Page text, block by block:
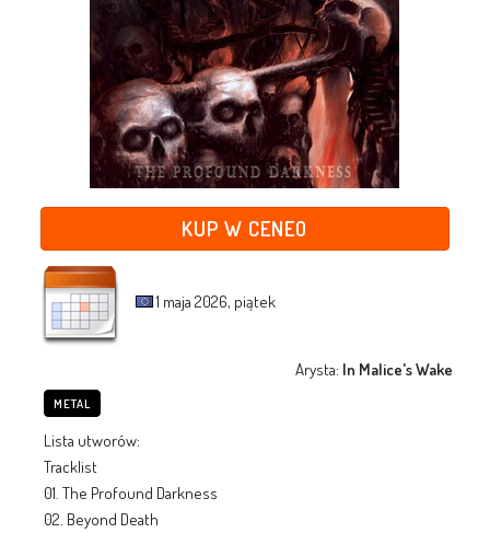
KUP W CENEO
1 maja 2026, piątek
Arysta: In Malice's Wake
METAL
Lista utworów:
Tracklist
01. The Profound Darkness
02. Beyond Death